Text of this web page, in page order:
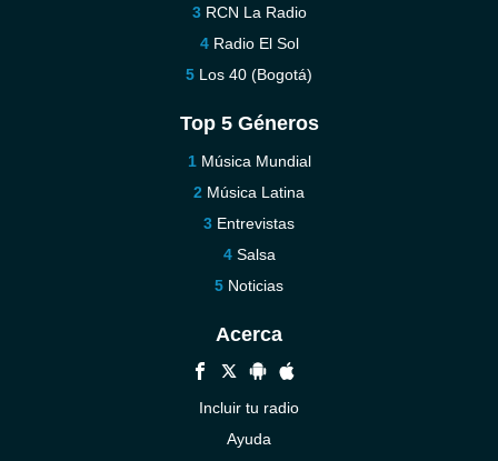
RCN La Radio
Radio El Sol
Los 40 (Bogotá)
Top 5 Géneros
Música Mundial
Música Latina
Entrevistas
Salsa
Noticias
Acerca
Incluir tu radio
Ayuda